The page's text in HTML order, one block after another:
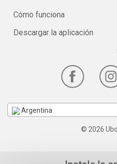
Cómo funciona
Descargar la aplicación
Argentina
© 2026